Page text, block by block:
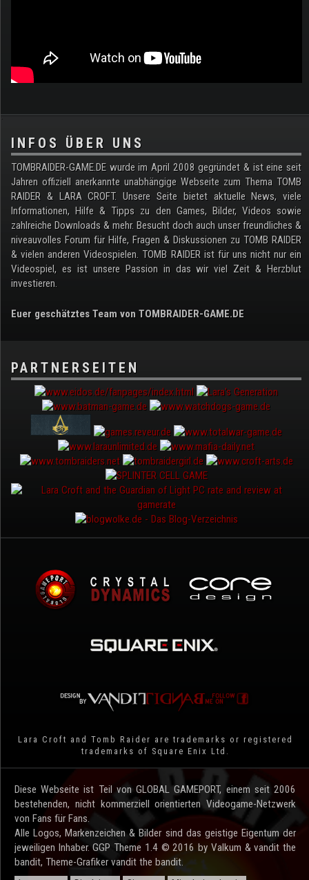
.
INFOS ÜBER UNS
TOMBRAIDER-GAME.DE wurde im April 2008 gegründet & ist eine seit
Jahren offiziell anerkannte unabhängige Webseite zum Thema TOMB
RAIDER & LARA CROFT. Unsere Seite bietet aktuelle News, viele
Informationen, Hilfe & Tipps zu den Games, Bilder, Videos sowie
zahlreiche Downloads & mehr. Besucht doch auch unser freundliches &
niveauvolles Forum für Hilfe, Fragen & Diskussionen zu TOMB RAIDER
& vielen anderen Videospielen. TOMB RAIDER ist für uns nicht nur ein
Videospiel, es ist unsere Passion in das wir viel Zeit & Herzblut
investieren.
Euer geschätztes Team von TOMBRAIDER-GAME.DE
PARTNERSEITEN
Lara Croft and Tomb Raider are trademarks or registered
trademarks of Square Enix Ltd.
Diese Webseite ist Teil von GLOBAL GAMEPORT, einem seit 2006
bestehenden, nicht kommerziell orientierten Videogame-Netzwerk
von Fans für Fans.
Alle Logos, Markenzeichen & Bilder sind das geistige Eigentum der
jeweiligen Inhaber. GGP Theme 1.4 © 2016 by Valkum & vandit the
bandit, Theme-Grafiker vandit the bandit.